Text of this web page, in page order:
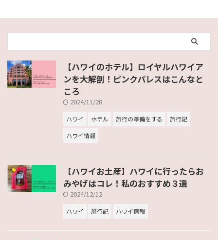
【ハワイのホテル】ロイヤルハワイア
ンを大解剖！ピンクパレスはこんなと
ころ
2024/11/28
ハワイ ホテル 旅行の準備をする
旅行記
ハワイ情報
【ハワイお土産】ハワイに行ったらお
みやげはコレ！私のおすすめ３選
2024/12/12
ハワイ 旅行記 ハワイ情報